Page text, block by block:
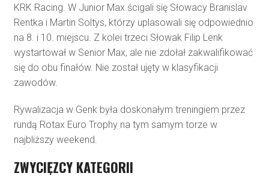
KRK Racing. W Junior Max ścigali się Słowacy Branislav
Rentka i Martin Soltys, którzy uplasowali się odpowiednio
na 8. i 10. miejscu. Z kolei trzeci Słowak Filip Lenk
wystartował w Senior Max, ale nie zdołał zakwalifikować
się do obu finałów. Nie został ujęty w klasyfikacji
zawodów.
Rywalizacja w Genk była doskonałym treningiem przez
rundą Rotax Euro Trophy na tym samym torze w
najbliższy weekend.
ZWYCIĘZCY KATEGORII